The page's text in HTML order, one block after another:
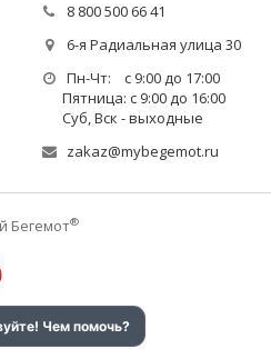
8 800 500 66 41
6-я Радиальная улица 30
Пн-Чт: с 9:00 до 17:00
Пятница: с 9:00 до 16:00
Суб, Вск - выходные
zakaz@mybegemot.ru
Бегемот®